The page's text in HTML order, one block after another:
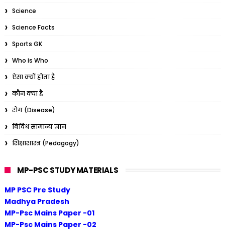
Science
Science Facts
Sports GK
Who is Who
ऐसा क्यों होता है
कौन क्या है
रोग (Disease)
विविध सामान्य ज्ञान
शिक्षाशास्त्र (Pedagogy)
MP-PSC STUDY MATERIALS
MP PSC Pre Study
Madhya Pradesh
MP-Psc Mains Paper -01
MP-Psc Mains Paper -02